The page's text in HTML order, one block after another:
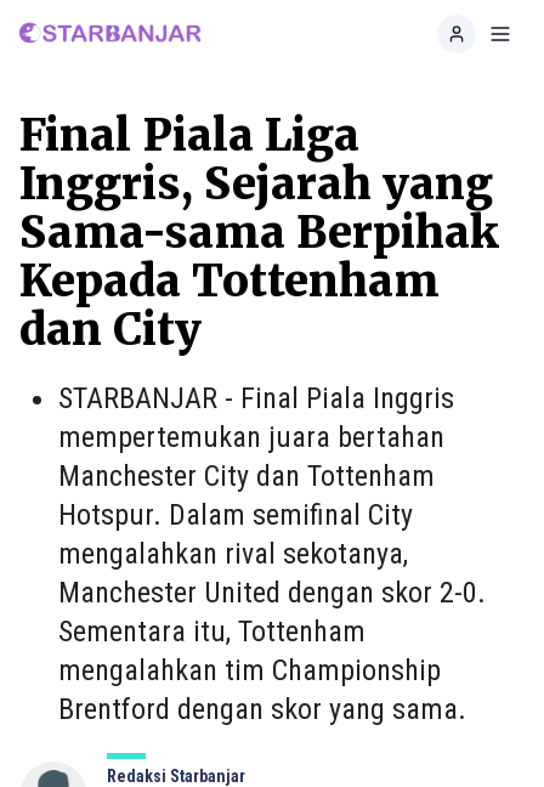
Home
Final Piala Liga
Inggris, Sejarah yang
Sama-sama Berpihak
Kepada Tottenham
dan City
STARBANJAR - Final Piala Inggris
mempertemukan juara bertahan
Manchester City dan Tottenham
Hotspur. Dalam semifinal City
mengalahkan rival sekotanya,
Manchester United dengan skor 2-0.
Sementara itu, Tottenham
mengalahkan tim Championship
Brentford dengan skor yang sama.
Redaksi Starbanjar